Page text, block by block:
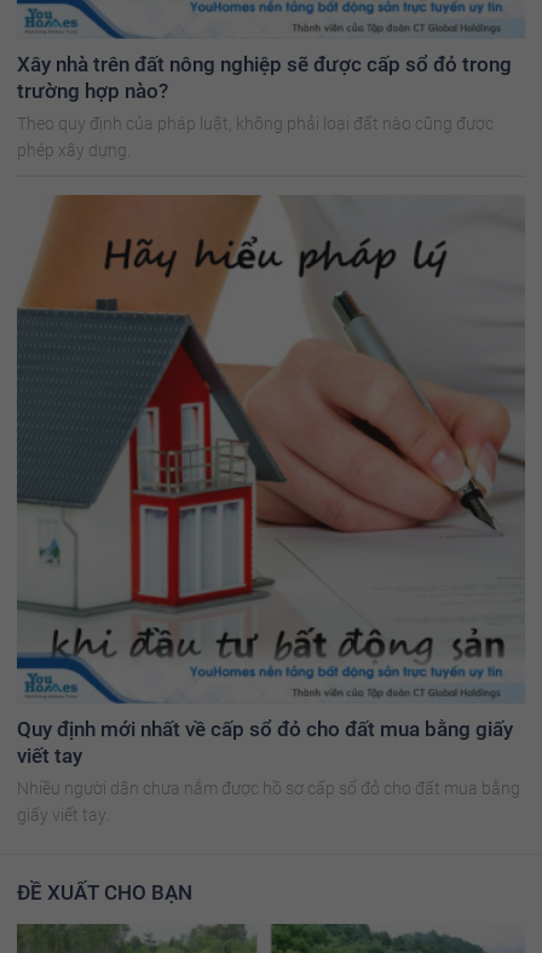
Xây nhà trên đất nông nghiệp sẽ được cấp sổ đỏ trong
trường hợp nào?
Theo quy định của pháp luật, không phải loại đất nào cũng được
phép xây dựng.
Quy định mới nhất về cấp sổ đỏ cho đất mua bằng giấy
viết tay
Nhiều người dân chưa nắm được hồ sơ cấp sổ đỏ cho đất mua bằng
giấy viết tay.
ĐỀ XUẤT CHO BẠN